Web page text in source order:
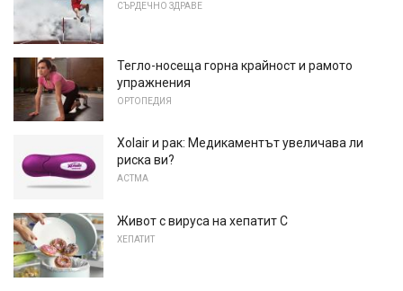
СЪРДЕЧНО ЗДРАВЕ
Тегло-носеща горна крайност и рамото
упражнения
ОРТОПЕДИЯ
Xolair и рак: Медикаментът увеличава ли
риска ви?
АСТМА
Живот с вируса на хепатит С
ХЕПАТИТ